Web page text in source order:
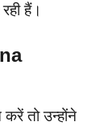
हैं।
करें तो उन्होंने